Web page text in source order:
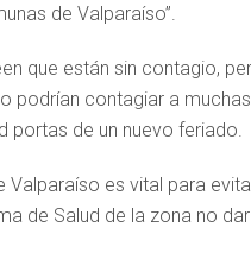
de Valparaíso”.
que están sin contagio,
podrían contagiar a
portas de un nuevo feriado.
Valparaíso es vital para
de Salud de la zona no